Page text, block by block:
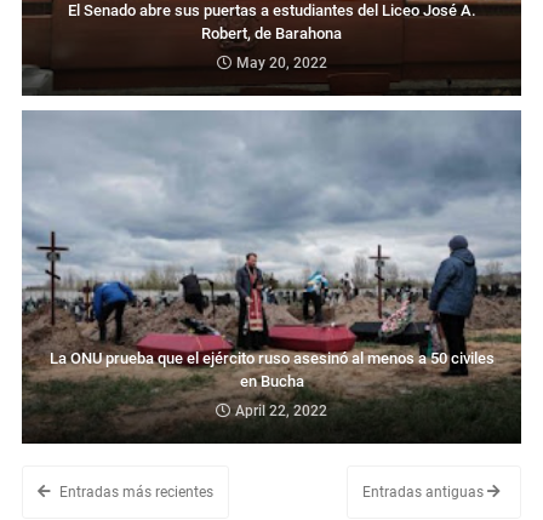
El Senado abre sus puertas a estudiantes del Liceo José A.
Robert, de Barahona
May 20, 2022
La ONU prueba que el ejército ruso asesinó al menos a 50 civiles
en Bucha
April 22, 2022
Entradas más recientes Entradas antiguas